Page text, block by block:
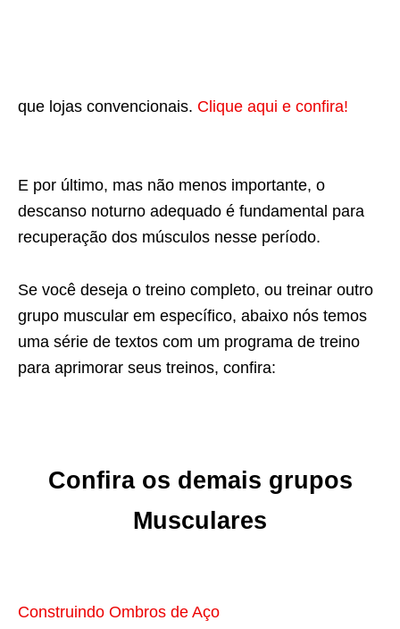
que lojas convencionais. Clique aqui e confira!
E por último, mas não menos importante, o
descanso noturno adequado é fundamental para
recuperação dos músculos nesse período.
Se você deseja o treino completo, ou treinar outro
grupo muscular em específico, abaixo nós temos
uma série de textos com um programa de treino
para aprimorar seus treinos, confira:
Confira os demais grupos
Musculares
Construindo Ombros de Aço